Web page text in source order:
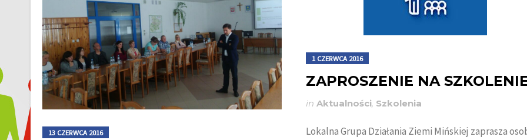
13 CZERWCA 2016
1 CZERWCA 2016
ZAPROSZENIE NA
in Aktualności, Szkolenia
Lokalna Grupa Działania Ziemi Mińskiej zaprasza